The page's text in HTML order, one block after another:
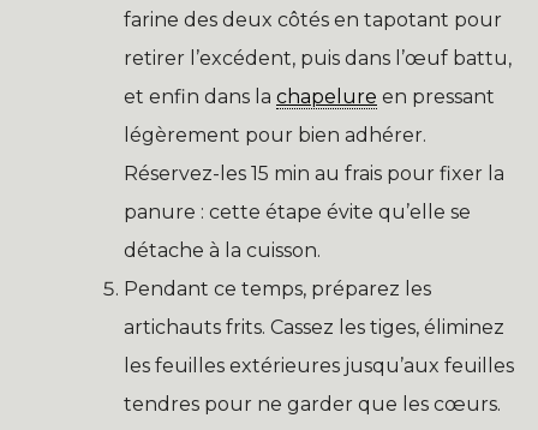
farine des deux côtés en tapotant pour
retirer l’excédent, puis dans l’œuf battu,
et enfin dans la chapelure en pressant
légèrement pour bien adhérer.
Réservez-les 15 min au frais pour fixer la
panure : cette étape évite qu’elle se
détache à la cuisson.
Pendant ce temps, préparez les
artichauts frits. Cassez les tiges, éliminez
les feuilles extérieures jusqu’aux feuilles
tendres pour ne garder que les cœurs.